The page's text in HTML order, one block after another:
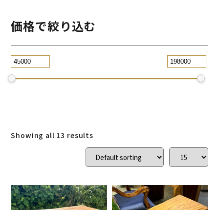
サイドテーブル
ジュエリー万年筆
本棚 (0) 花梨 (
)
24KGpラグジュアリー木軸ペン
オーストラリアジャラ (0)
価格で絞り込む
Showing all 13 results